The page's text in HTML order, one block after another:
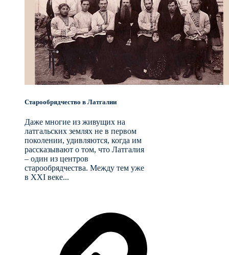
Старообрядчество в Латгалии
Даже многие из живущих на
латгальских землях не в первом
поколении, удивляются, когда им
рассказывают о том, что Латгалия
– один из центров
старообрядчества. Между тем уже
в XXI веке...